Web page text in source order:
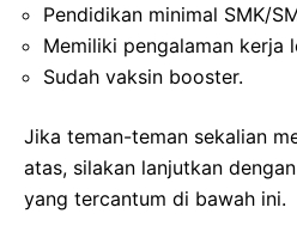
Pendidikan minimal SMK/
Memiliki pengalaman kerja
Sudah vaksin booster.
Jika teman-teman sekalian
atas, silakan lanjutkan
yang tercantum di bawah ini.